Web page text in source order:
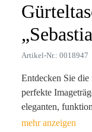
Artikel-Nr.: 0018947
Entdecken Sie die
perfekte
eleganten,
individuellen